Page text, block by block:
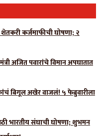
कर्जमाफीची घोषणा; २
अजित पवारांचे विमान अपघातात
बिगूल अखेर वाजलं! ५ फेब्रुवारीला
भारतीय संघाची घोषणा; शुभमन